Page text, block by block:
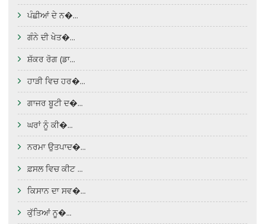
ਪੰਛੀਆਂ ਦੇ ਨ�...
ਗੰਨੇ ਦੀ ਖੇਤ�...
ਸ਼ੱਕਰ ਰੋਗ (ਡਾ...
ਹਾੜੀ ਵਿਚ ਹਰ�...
ਗਾਜਰ ਬੂਟੀ ਦ�...
ਘਰਾਂ ਨੂੰ ਕੀ�...
ਨਰਮਾ ਉਤਪਾਦ�...
ਫ਼ਸਲ ਵਿਚ ਕੀਟ ...
ਕਿਸਾਨ ਦਾ ਸਵ�...
ਕੁੱਤਿਆਂ ਨੂ�...